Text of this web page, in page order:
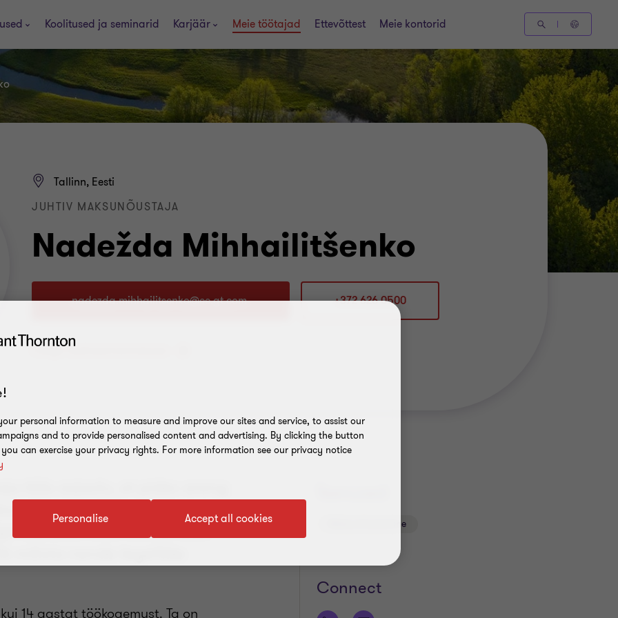
Koolitused ja seminarid Karjäär Meie töötajad Ettevõttest Meie kontorid
Nadežda Mihhailitšenko
Tallinn, Eesti
JUHTIV MAKSUNÕUSTAJA
+372 626 0500
Lisage aadressiraamatusse
töös asjaolu, et pidev areng
on valdkond, mis
oluliseks oma kliente alati
mõista nende tegelikke
14 aastat töökogemust. Ta on
Maksunõustamine
Connect
personal information to measure and improve our sites and service, to assist our
and to provide personalised content and advertising. By clicking the button
can exercise your privacy rights. For more information see our privacy notice
Accept all cookies
Personalise